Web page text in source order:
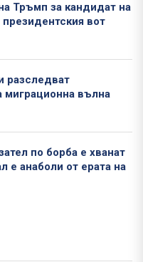
Тръмп за кандидат на
вот
разследват
миграционна вълна
по борба е хванат
е анаболи от ерата на